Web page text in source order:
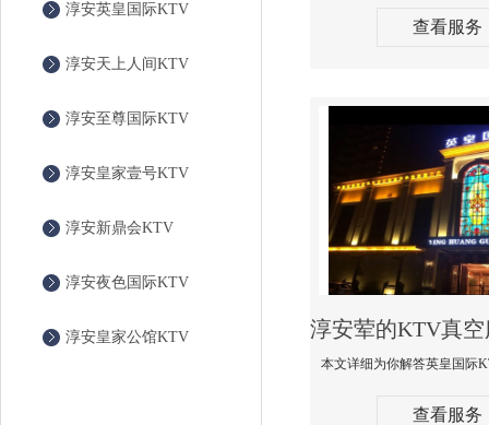
淳安英皇国际KTV
淳安天上人间KTV
淳安至尊国际KTV
淳安皇家壹号KTV
淳安新鼎会KTV
淳安夜色国际KTV
淳安皇家公馆KTV
查看服务
查看服务